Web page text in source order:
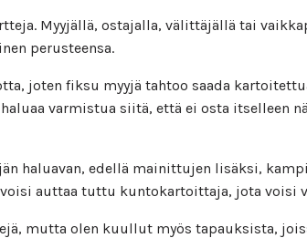
Myyjällä, ostajalla, välittäjällä tai
perusteensa.
joten fiksu myyjä tahtoo saada
varmistua siitä, että ei osta itselleen
haluavan, edellä mainittujen lisäksi,
auttaa tuttu kuntokartoittaja, jota voisi
mutta olen kuullut myös tapauksista,